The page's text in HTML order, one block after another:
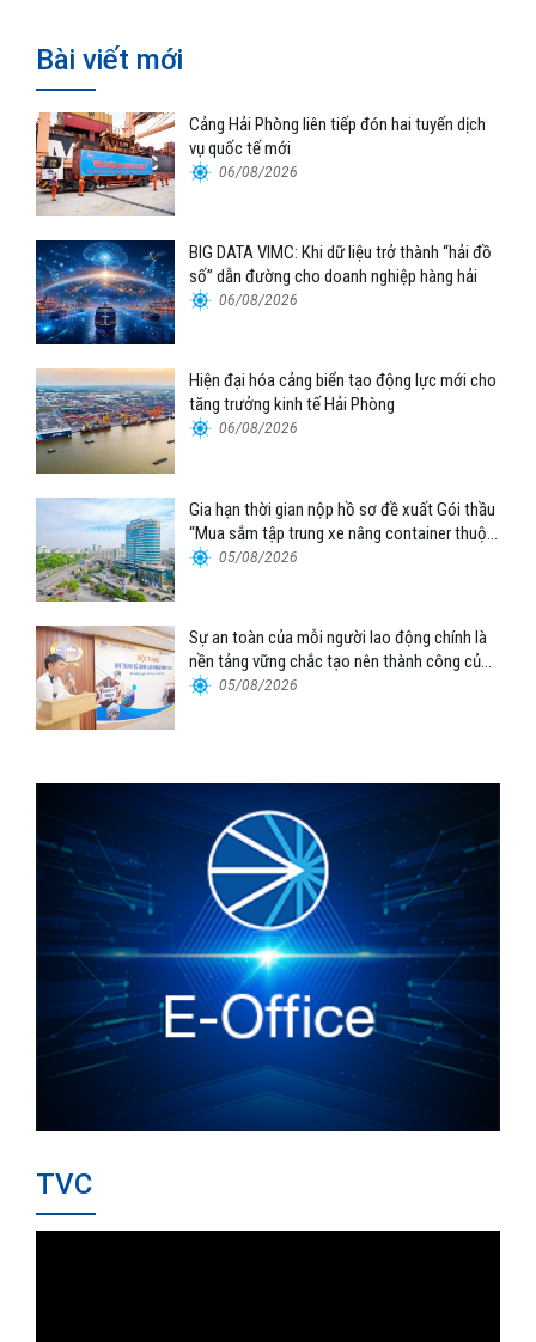
Bài viết mới
Cảng Hải Phòng liên tiếp đón hai tuyến dịch
vụ quốc tế mới
06/08/2026
BIG DATA VIMC: Khi dữ liệu trở thành “hải đồ
số” dẫn đường cho doanh nghiệp hàng hải
06/08/2026
Hiện đại hóa cảng biển tạo động lực mới cho
tăng trưởng kinh tế Hải Phòng
06/08/2026
Gia hạn thời gian nộp hồ sơ đề xuất Gói thầu
“Mua sắm tập trung xe nâng container thuộc
Tổng công ty Hàng hải Việt Nam – CTCP”
05/08/2026
Sự an toàn của mỗi người lao động chính là
nền tảng vững chắc tạo nên thành công của
Cảng Đà Nẵng
05/08/2026
TVC